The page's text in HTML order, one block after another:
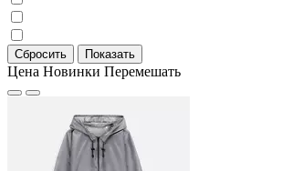
Цена Новинки Перемешать